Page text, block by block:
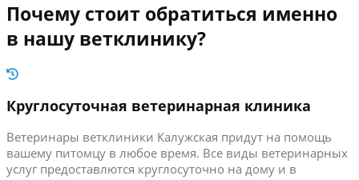
Почему стоит обратиться именно
в нашу ветклинику?
Круглосуточная ветеринарная клиника
Ветеринары ветклиники Калужская придут на помощь
вашему питомцу в любое время. Все виды ветеринарных
услуг предоставлются круглосуточно на дому и в